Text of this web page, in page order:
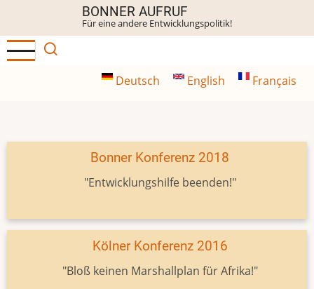
Inhalt
BONNER AUFRUF
Für eine andere Entwicklungspolitik!
Deutsch English Français
Bonner Konferenz 2018
"Entwicklungshilfe beenden!"
Kölner Konferenz 2016
"Bloß keinen Marshallplan für Afrika!"